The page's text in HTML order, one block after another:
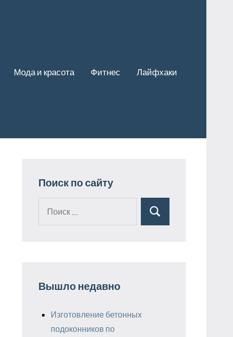
Мода и красота Фитнес Лайфхаки
Поиск по сайту
Поиск
Вышло недавно
Изготовление бетонных
подоконников по